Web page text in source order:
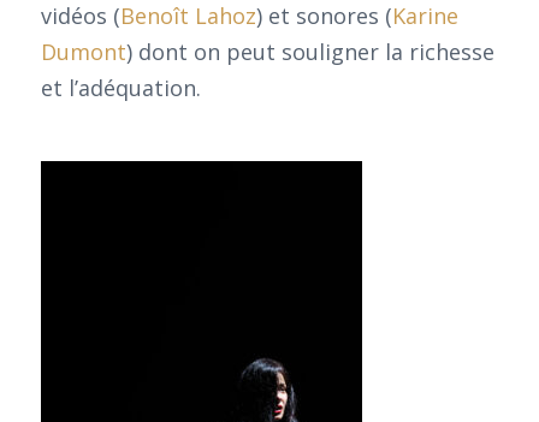
vidéos (Benoît Lahoz) et sonores (Karine
Dumont) dont on peut souligner la richesse
et l’adéquation.